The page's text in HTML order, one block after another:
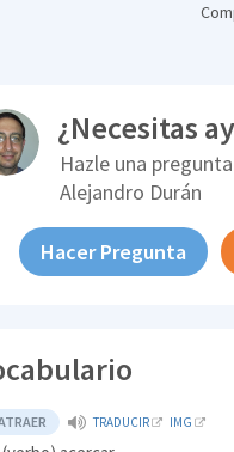
¿Necesitas
Hazle una
Alejandro Durán
Hacer Pregunta
TRADUCIR IMG